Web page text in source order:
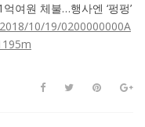
여원 체불…행사엔 ‘펑펑’
10/19/0200000000A